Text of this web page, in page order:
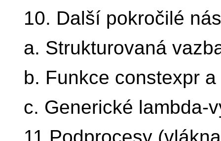
10. Další pokročilé
a. Strukturovaná
b. Funkce constexpr
c. Generické lambda-